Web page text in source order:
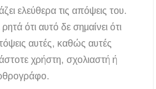
ελεύθερα τις απόψεις του.
ότι αυτό δε σημαίνει ότι
αυτές, καθώς αυτές
χρήστη, σχολιαστή ή